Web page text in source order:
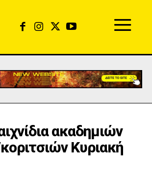
ακαδημιών
Κυριακή